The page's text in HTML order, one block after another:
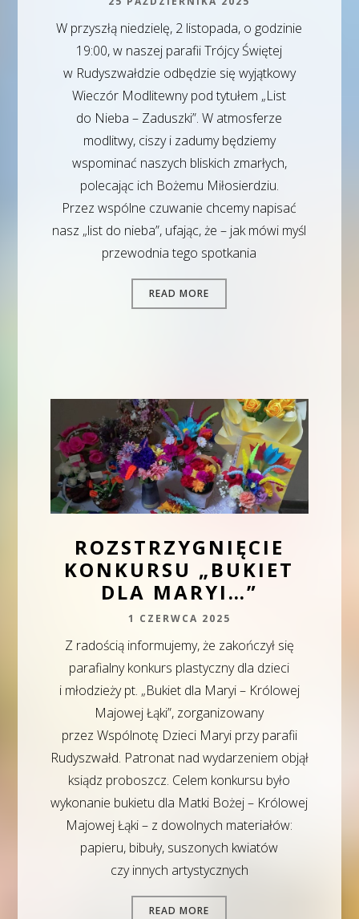
W przyszłą niedzielę, 2 listopada, o godzinie
19:00, w naszej parafii Trójcy Świętej
w Rudyszwałdzie odbędzie się wyjątkowy
Wieczór Modlitewny pod tytułem „List
do Nieba – Zaduszki”. W atmosferze
modlitwy, ciszy i zadumy będziemy
wspominać naszych bliskich zmarłych,
polecając ich Bożemu Miłosierdziu.
Przez wspólne czuwanie chcemy napisać
nasz „list do nieba”, ufając, że – jak mówi myśl
przewodnia tego spotkania
READ MORE
ROZSTRZYGNIĘCIE
KONKURSU „BUKIET
DLA MARYI…”
1 CZERWCA 2025
Z radością informujemy, że zakończył się
parafialny konkurs plastyczny dla dzieci
i młodzieży pt. „Bukiet dla Maryi – Królowej
Majowej Łąki”, zorganizowany
przez Wspólnotę Dzieci Maryi przy parafii
Rudyszwałd. Patronat nad wydarzeniem objął
ksiądz proboszcz. Celem konkursu było
wykonanie bukietu dla Matki Bożej – Królowej
Majowej Łąki – z dowolnych materiałów:
papieru, bibuły, suszonych kwiatów
czy innych artystycznych
READ MORE